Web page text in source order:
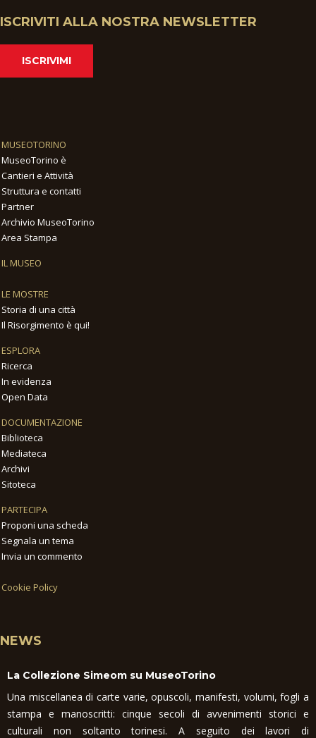
ISCRIVITI ALLA NOSTRA NEWSLETTER
ISCRIVIMI
MUSEOTORINO
MuseoTorino è
Cantieri e Attività
Struttura e contatti
Partner
Archivio MuseoTorino
Area Stampa
IL MUSEO
LE MOSTRE
Storia di una città
Il Risorgimento è qui!
ESPLORA
Ricerca
In evidenza
Open Data
DOCUMENTAZIONE
Biblioteca
Mediateca
Archivi
Sitoteca
PARTECIPA
Proponi una scheda
Segnala un tema
Invia un commento
Cookie Policy
NEWS
La Collezione Simeom su MuseoTorino
Una miscellanea di carte varie, opuscoli, manifesti, volumi, fogli a
stampa e manoscritti: cinque secoli di avvenimenti storici e
culturali non soltanto torinesi. A seguito dei lavori di